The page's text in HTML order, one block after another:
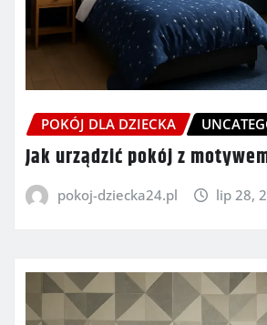
POKÓJ DLA DZIECKA
Jak urządzić pokój z
pokoj-dziecka24.pl lip 28,